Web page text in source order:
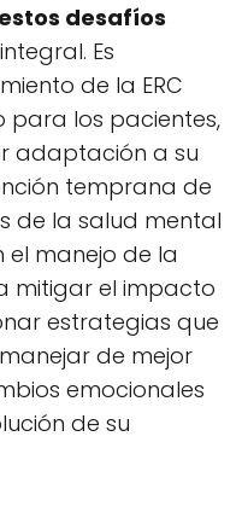
desafíos
Es
de la ERC
para los pacientes,
adaptación a su
temprana de
de la salud mental
el manejo de la
mitigar el impacto
estrategias que
de mejor
emocionales
de su